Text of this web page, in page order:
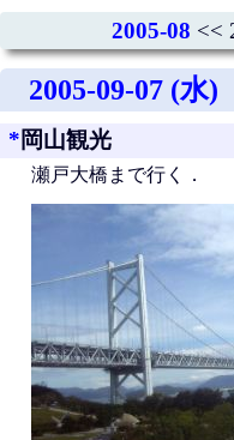
2005-08 <<
2005-09-07 (水)
* 岡山観光
瀬戸大橋まで行く．